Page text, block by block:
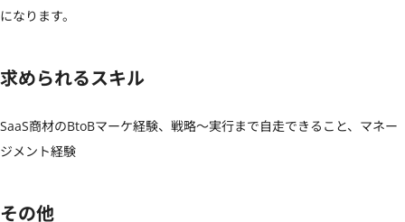
になります。
求められるスキル
SaaS商材のBtoBマーケ経験、戦略〜実行まで自走できること、マネー
ジメント経験
その他